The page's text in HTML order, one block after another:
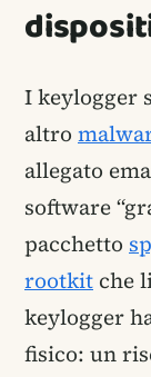
I keylogger
altro
allegato
software
pacchetto
rootkit che
keylogger
fisico: un